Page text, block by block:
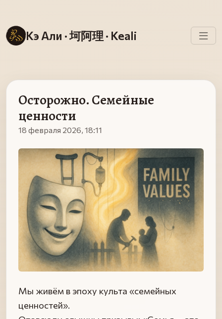
Кэ Али · 坷阿理 · Keali
Осторожно. Семейные
ценности
18 февраля 2026, 18:11
Мы живём в эпоху культа «семейных
ценностей».